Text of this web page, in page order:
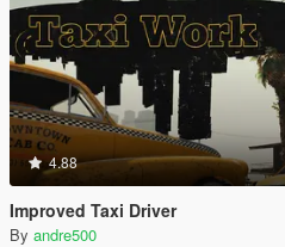
4.88
Improved Taxi Driver
By andre500